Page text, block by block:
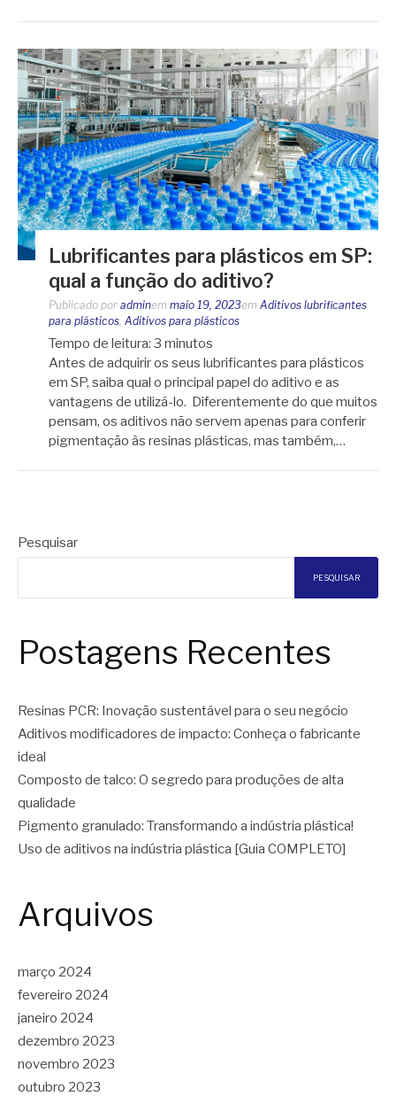
Lubrificantes para plásticos em SP:
qual a função do aditivo?
Publicado por adminem maio 19, 2023em Aditivos lubrificantes
para plásticos Aditivos para plásticos
Tempo de leitura: 3 minutos
Antes de adquirir os seus lubrificantes para plásticos
em SP, saiba qual o principal papel do aditivo e as
vantagens de utilizá-lo. Diferentemente do que muitos
pensam, os aditivos não servem apenas para conferir
pigmentação às resinas plásticas, mas também,…
Pesquisar
PESQUISAR
Postagens Recentes
Resinas PCR: Inovação sustentável para o seu negócio
Aditivos modificadores de impacto: Conheça o fabricante
ideal
Composto de talco: O segredo para produções de alta
qualidade
Pigmento granulado: Transformando a indústria plástica!
Uso de aditivos na indústria plástica [Guia COMPLETO]
Arquivos
março 2024
fevereiro 2024
janeiro 2024
dezembro 2023
novembro 2023
outubro 2023